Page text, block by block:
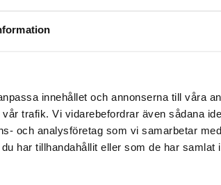
innehållet och annonserna till våra
trafik. Vi vidarebefordrar även sådana
och analysföretag som vi samarbetar
har tillhandahållit eller som de har samlat
900:- i frakt vid köp av större
DESCRIPTION